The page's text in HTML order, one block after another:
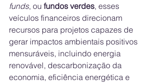
funds, ou fundos verdes, esses
veículos financeiros direcionam
recursos para projetos capazes de
gerar impactos ambientais positivos
mensuráveis, incluindo energia
renovável, descarbonização da
economia, eficiência energética e